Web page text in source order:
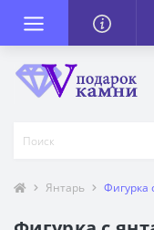
Янтарь Фигурка